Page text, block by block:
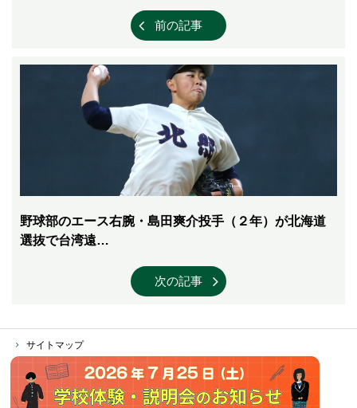
前の記事
野球部のエース右腕・島田爽介投手（２年）が北海道
選抜で台湾遠…
次の記事
サイトマップ
個人情報保護方針
ソーシャルメディア運営ポリシー